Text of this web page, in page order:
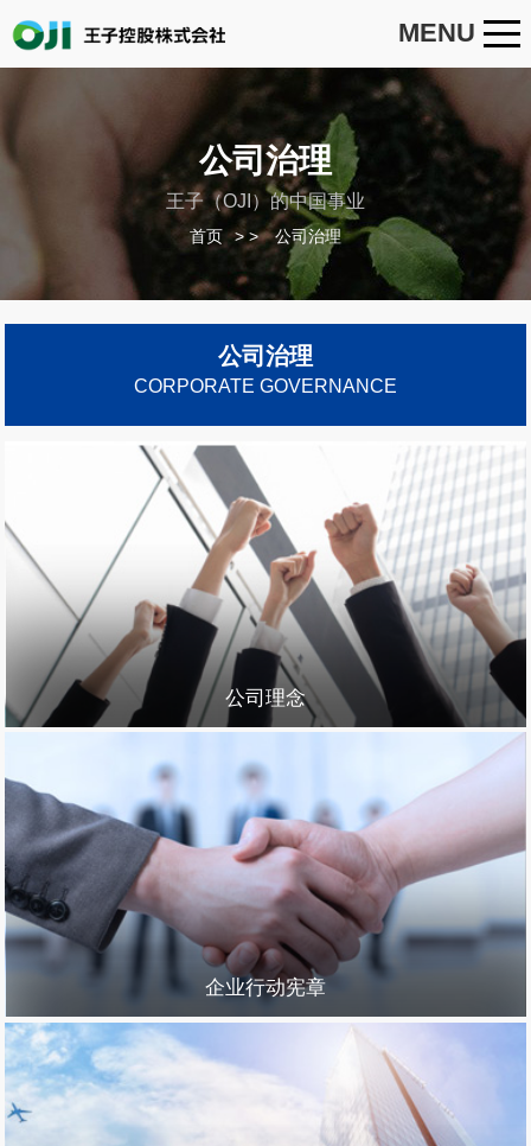
MENU
公司治理
王子（OJI）的中国事业
首页 > 公司治理
公司治理
CORPORATE GOVERNANCE
公司理念
企业行动宪章